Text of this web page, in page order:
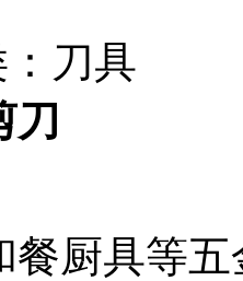
刀具
刀
餐厨具等